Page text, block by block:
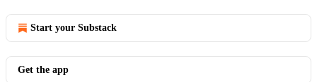
Start your Substack
Get the app